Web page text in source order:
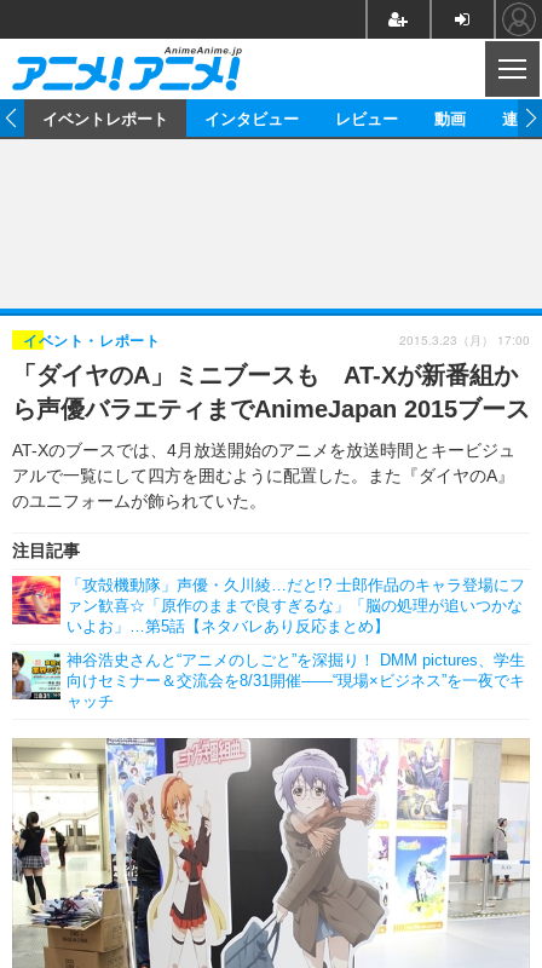
ゲーム グッズ
イベント 海外
海外イベント ビジネス
俳優・タレント アーティスト
ビジネス
アニメ 実写
書評
ゲーム 座談会
動画
アニメ！アニメ！TV ABEMA Cafe
イベントレポート インタビュー レビュー 動画 連載
「ダイヤのA」ミニブースも AT-Xが新番組か
ら声優バラエティまでAnimeJapan 2015ブース
AT-Xのブースでは、4月放送開始のアニメを放送時間とキービジュ
アルで一覧にして四方を囲むように配置した。また『ダイヤのA』
のユニフォームが飾られていた。
イベント・レポート
注目記事
「攻殻機動隊」声優・久川綾…だと!? 士郎作品のキャラ登場にフ
ァン歓喜☆「原作のままで良すぎるな」「脳の処理が追いつかな
いよお」…第5話【ネタバレあり反応まとめ】
神谷浩史さんと“アニメのしごと”を深掘り！ DMM pictures、学生
向けセミナー＆交流会を8/31開催――“現場×ビジネス”を一夜でキ
ャッチ
2015.3.23（月） 17:00